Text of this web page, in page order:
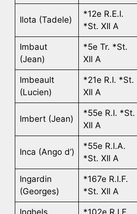
Ilota (Tadele)
*12e R.E.I.
*St. XII A
Imbaut
(Jean)
*5e Tr. *St.
XII A
Imbeault
(Lucien)
*21e R.I. *St.
XII A
Imbert (Jean)
*55e R.I. *St.
XII A
Inca (Ango d’)
*55e R.I.A.
*St. XII A
Ingardin
(Georges)
*167e R.I.F.
*St. XII A
Inghels
*102e R.I.F.